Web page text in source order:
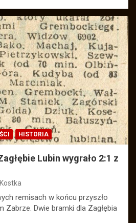
HISTORIA
Lubin wygrało 2:1 z
remisach w końcu przyszło
Zabrze. Dwie bramki dla Zagłębia